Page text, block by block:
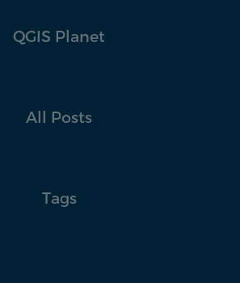
QGIS Planet
All Posts
Tags